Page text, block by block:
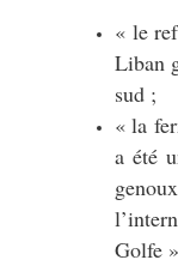
« le
Liban
sud ;
« la
a été
Golfe